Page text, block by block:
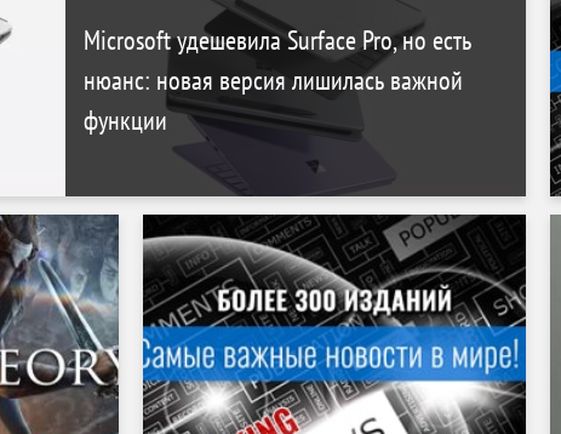
Microsoft удешевила Surface Pro, но есть
нюанс: новая версия лишилась важной
функции